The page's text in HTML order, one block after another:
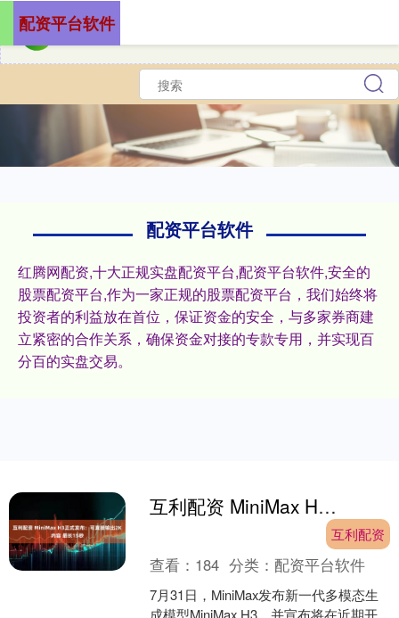
配资平台软件
红腾网配资,十大正规实盘配资平台,配资平台软件,安全的
股票配资平台,作为一家正规的股票配资平台，我们始终将
投资者的利益放在首位，保证资金的安全，与多家券商建
立紧密的合作关系，确保资金对接的专款专用，并实现百
分百的实盘交易。
配资平台软件
互利配资 MiniMax H3正式发布：可直接输出2K内容 最长15秒
互利配资
查看： 184 分类：配资平台软件
7月31日，MiniMax发布新一代多模态生
成模型MiniMax H3，并宣布将在近期开